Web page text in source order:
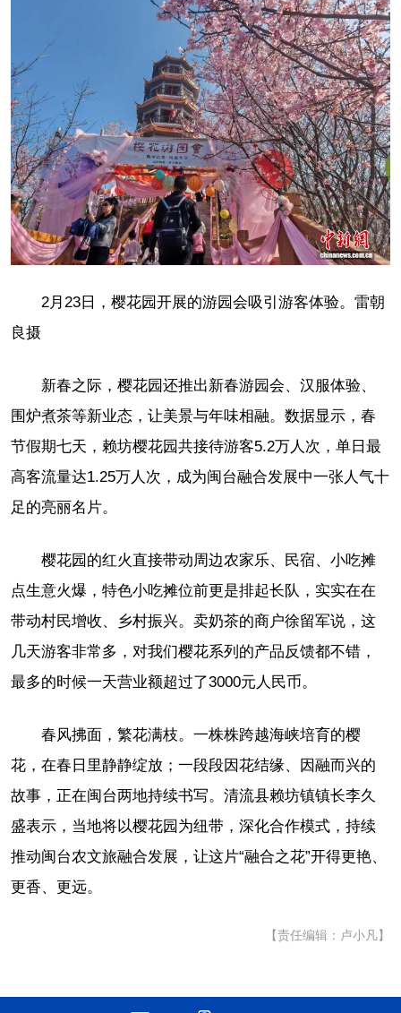
2月23日，樱花园开展的游园会吸引游客体验。雷朝
良摄
新春之际，樱花园还推出新春游园会、汉服体验、
围炉煮茶等新业态，让美景与年味相融。数据显示，春
节假期七天，赖坊樱花园共接待游客5.2万人次，单日最
高客流量达1.25万人次，成为闽台融合发展中一张人气十
足的亮丽名片。
樱花园的红火直接带动周边农家乐、民宿、小吃摊
点生意火爆，特色小吃摊位前更是排起长队，实实在在
带动村民增收、乡村振兴。卖奶茶的商户徐留军说，这
几天游客非常多，对我们樱花系列的产品反馈都不错，
最多的时候一天营业额超过了3000元人民币。
春风拂面，繁花满枝。一株株跨越海峡培育的樱
花，在春日里静静绽放；一段段因花结缘、因融而兴的
故事，正在闽台两地持续书写。清流县赖坊镇镇长李久
盛表示，当地将以樱花园为纽带，深化合作模式，持续
推动闽台农文旅融合发展，让这片“融合之花”开得更艳、
更香、更远。
【责任编辑：卢小凡】